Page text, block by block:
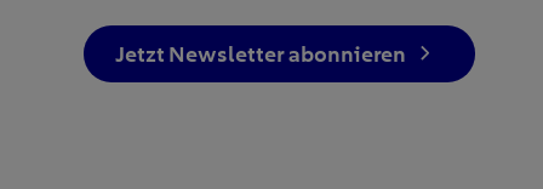
Jetzt Newsletter abonnieren